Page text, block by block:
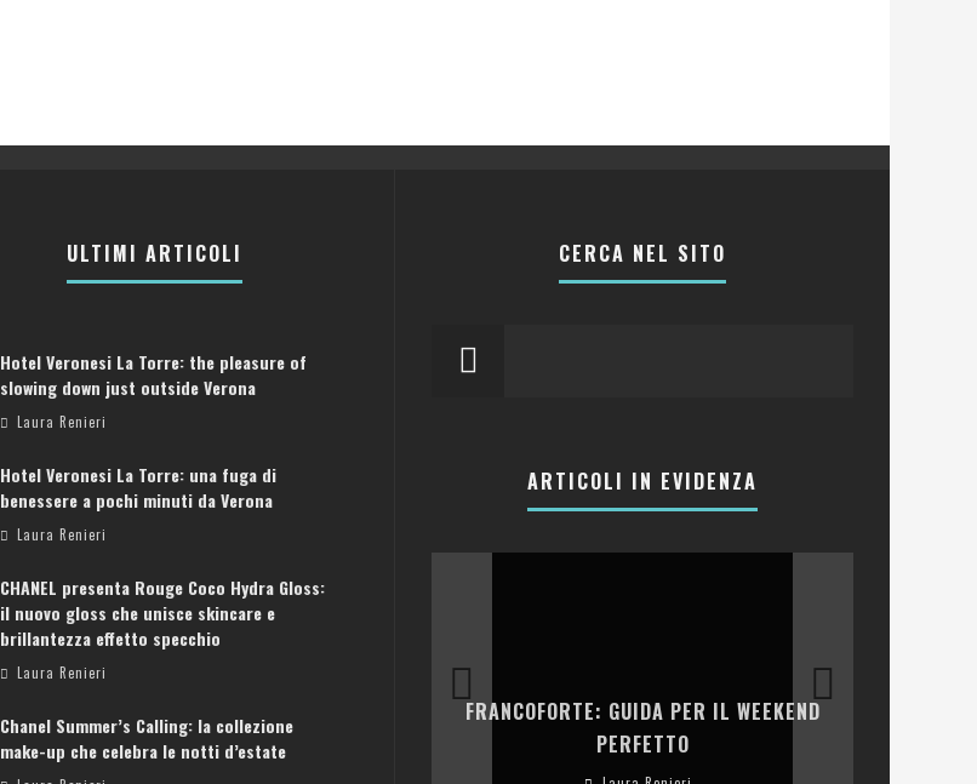
ULTIMI ARTICOLI
Hotel Veronesi La Torre: the pleasure of
slowing down just outside Verona
Laura Renieri
Hotel Veronesi La Torre: una fuga di
benessere a pochi minuti da Verona
Laura Renieri
CHANEL presenta Rouge Coco Hydra Gloss:
il nuovo gloss che unisce skincare e
brillantezza effetto specchio
Laura Renieri
Chanel Summer’s Calling: la collezione
make-up che celebra le notti d’estate
CERCA NEL SITO
ARTICOLI IN EVIDENZA
ATENE: GUIDA PER IL WEEKEND PERFETTO
FRANCOFORTE: GUIDA PER IL WEEKEND
PERFETTO